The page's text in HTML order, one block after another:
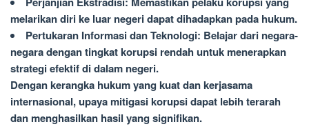
melarikan diri ke luar negeri dapat dihadapkan pada hukum.
Pertukaran Informasi dan Teknologi: Belajar dari negara-
negara dengan tingkat korupsi rendah untuk menerapkan
strategi efektif di dalam negeri.
Dengan kerangka hukum yang kuat dan kerjasama
internasional, upaya mitigasi korupsi dapat lebih terarah
dan menghasilkan hasil yang signifikan.